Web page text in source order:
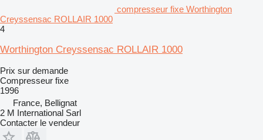
compresseur fixe Worthington
Creyssensac ROLLAIR 1000
4
Worthington Creyssensac ROLLAIR 1000
Prix sur demande
Compresseur fixe
1996
France, Bellignat
2 M International Sarl
Contacter le vendeur